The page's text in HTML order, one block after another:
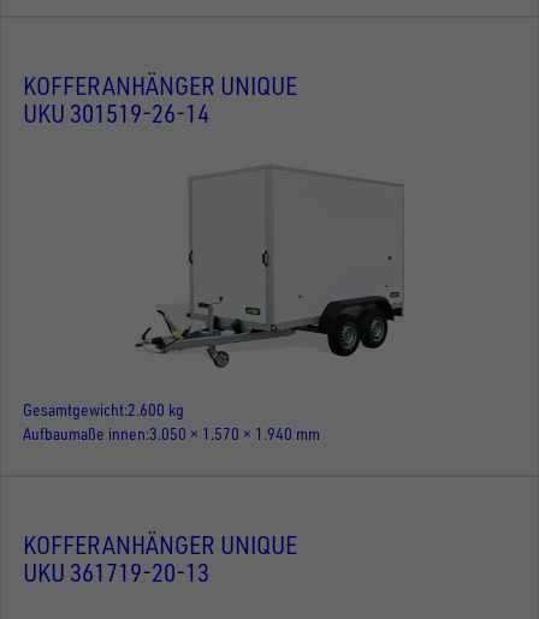
KOFFERANHÄNGER UNIQUE
UKU 301519-26-14
Gesamtgewicht 2.600 kg
Aufbaumaße innen 3.050 × 1.570 × 1.940 mm
KOFFERANHÄNGER UNIQUE
UKU 361719-20-13